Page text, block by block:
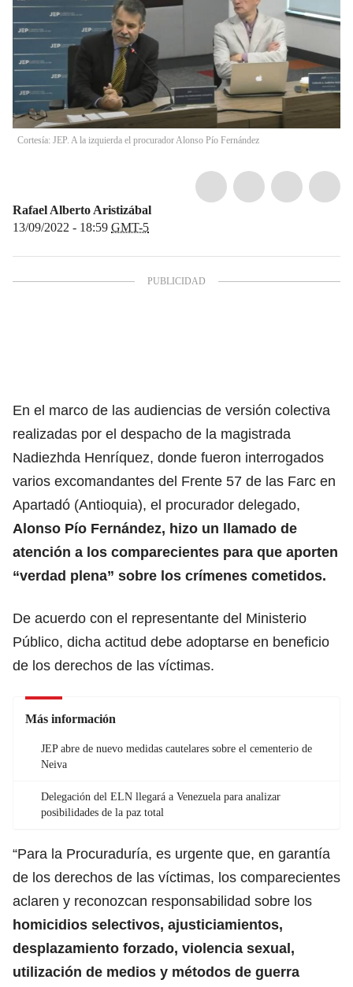
Cortesía: JEP. A la izquierda el procurador Alonso Pío Fernández
Rafael Alberto Aristizábal
13/09/2022 - 18:59 GMT-5
En el marco de las audiencias de versión colectiva
realizadas por el despacho de la magistrada
Nadiezhda Henríquez, donde fueron interrogados
varios excomandantes del Frente 57 de las Farc en
Apartadó (Antioquia), el procurador delegado,
Alonso Pío Fernández, hizo un llamado de
atención a los comparecientes para que aporten
“verdad plena” sobre los crímenes cometidos.
De acuerdo con el representante del Ministerio
Público, dicha actitud debe adoptarse en beneficio
de los derechos de las víctimas.
Más información
JEP abre de nuevo medidas cautelares sobre el cementerio de
Neiva
Delegación del ELN llegará a Venezuela para analizar
posibilidades de la paz total
“Para la Procuraduría, es urgente que, en garantía
de los derechos de las víctimas, los comparecientes
aclaren y reconozcan responsabilidad sobre los
homicidios selectivos, ajusticiamientos,
desplazamiento forzado, violencia sexual,
utilización de medios y métodos de guerra